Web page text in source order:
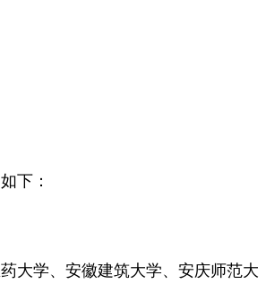
下：
大学、安徽建筑大学、安庆师范大